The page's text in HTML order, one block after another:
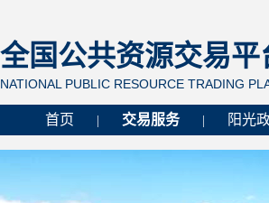
全国公共资源交易平
NATIONAL PUBLIC RESOURCE TRADING
首页 交易服务 阳光